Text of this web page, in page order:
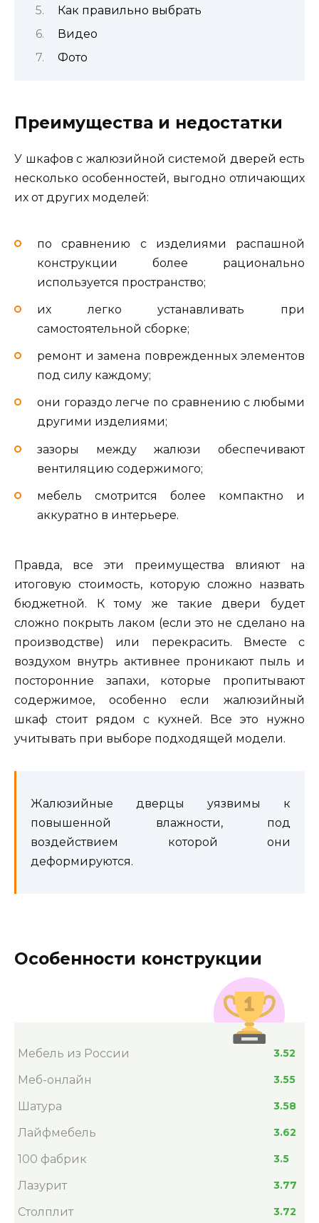
Как правильно выбрать
Видео
Фото
Преимущества и недостатки
У шкафов с жалюзийной системой дверей есть
несколько особенностей, выгодно отличающих
их от других моделей:
по сравнению с изделиями распашной
конструкции более рационально
используется пространство;
их легко устанавливать при
самостоятельной сборке;
ремонт и замена поврежденных элементов
под силу каждому;
они гораздо легче по сравнению с любыми
другими изделиями;
зазоры между жалюзи обеспечивают
вентиляцию содержимого;
мебель смотрится более компактно и
аккуратно в интерьере.
Правда, все эти преимущества влияют на
итоговую стоимость, которую сложно назвать
бюджетной. К тому же такие двери будет
сложно покрыть лаком (если это не сделано на
производстве) или перекрасить. Вместе с
воздухом внутрь активнее проникают пыль и
посторонние запахи, которые пропитывают
содержимое, особенно если жалюзийный
шкаф стоит рядом с кухней. Все это нужно
учитывать при выборе подходящей модели.
Жалюзийные дверцы уязвимы к
повышенной влажности, под
воздействием которой они
деформируются.
Особенности конструкции
Мебель из России 3.52
Меб-онлайн 3.55
Шатура 3.58
Лайфмебель 3.62
100 фабрик 3.5
Лазурит 3.77
Столплит 3.72